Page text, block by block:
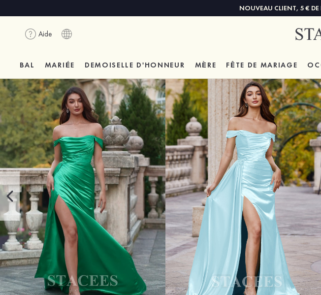
NOUVEAU CLIENT, 5 € DE
Aide
BAL MARIÉE DEMOISELLE D'HONNEUR MÈRE FÊTE DE MARIAGE